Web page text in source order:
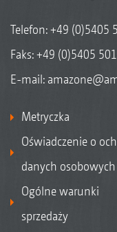
Telefon:+49 (0)5405
Faks: +49 (0)5405
E-mail:
Metryczka
Oświadczenie o
danych osobowych
Ogólne warunki
sprzedaży